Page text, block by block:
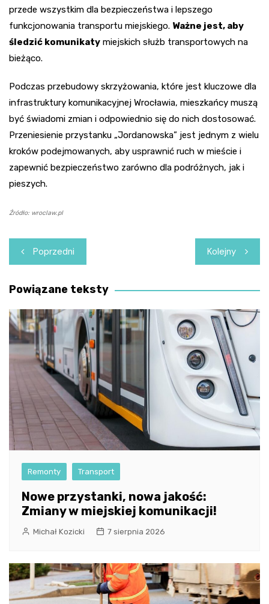
przede wszystkim dla bezpieczeństwa i lepszego
funkcjonowania transportu miejskiego. Ważne jest, aby
śledzić komunikaty miejskich służb transportowych na
bieżąco.
Podczas przebudowy skrzyżowania, które jest kluczowe dla
infrastruktury komunikacyjnej Wrocławia, mieszkańcy muszą
być świadomi zmian i odpowiednio się do nich dostosować.
Przeniesienie przystanku „Jordanowska” jest jednym z wielu
kroków podejmowanych, aby usprawnić ruch w mieście i
zapewnić bezpieczeństwo zarówno dla podróżnych, jak i
pieszych.
Źródło: wroclaw.pl
Nawigacja
wpisu
Poprzedni Kolejny
Powiązane teksty
Remonty Transport
Nowe przystanki, nowa jakość:
Zmiany w miejskiej komunikacji!
Michał Kozicki 7 sierpnia 2026